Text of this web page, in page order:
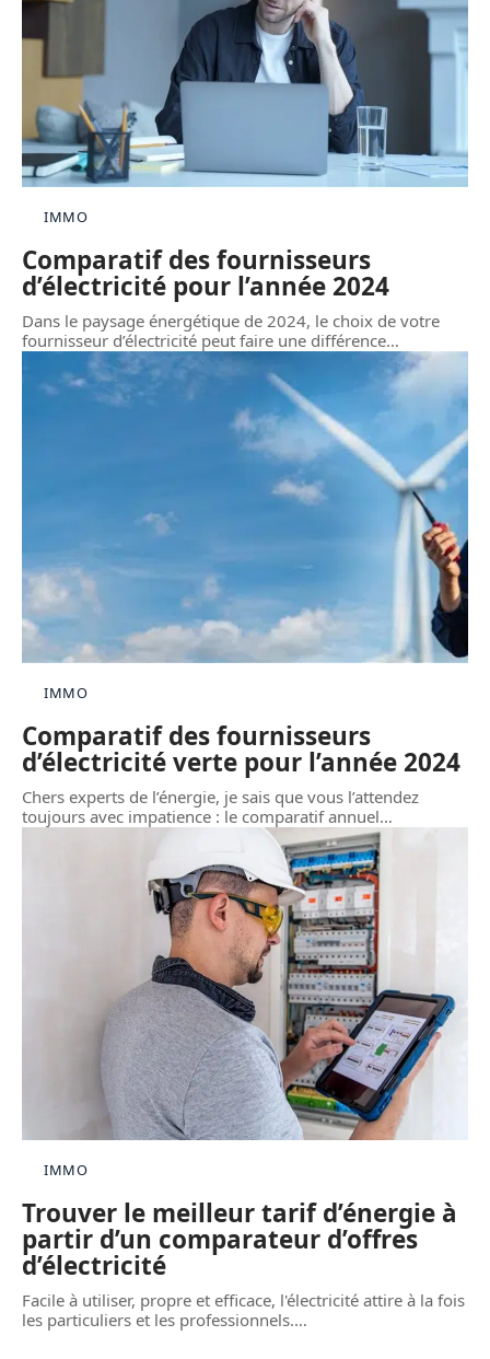
IMMO
Comparatif des fournisseurs
d’électricité pour l’année 2024
Dans le paysage énergétique de 2024, le choix de votre
fournisseur d’électricité peut faire une différence…
IMMO
Comparatif des fournisseurs
d’électricité verte pour l’année 2024
Chers experts de l’énergie, je sais que vous l’attendez
toujours avec impatience : le comparatif annuel…
IMMO
Trouver le meilleur tarif d’énergie à
partir d’un comparateur d’offres
d’électricité
Facile à utiliser, propre et efficace, l'électricité attire à la fois
les particuliers et les professionnels.…